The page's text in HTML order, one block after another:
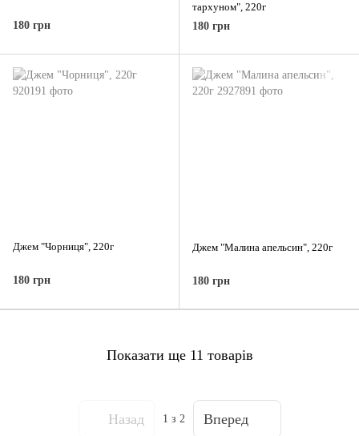
180 грн
тархуном", 220г
180 грн
Джем "Чорниця", 220г
180 грн
Джем "Малина апельсин", 220г
180 грн
Показати ще 11 товарів
Назад 1 з 2 Вперед